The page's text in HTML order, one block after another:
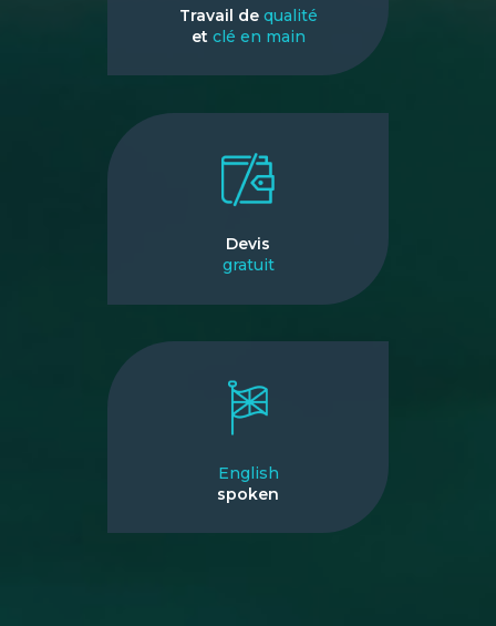
Travail de qualité
et clé en main
Devis
gratuit
English
spoken